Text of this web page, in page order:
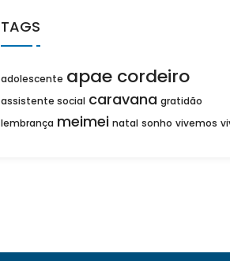
TAGS
adolescente apae cordeiro
assistente social caravana gratidão
lembrança meimei natal sonho vivemos